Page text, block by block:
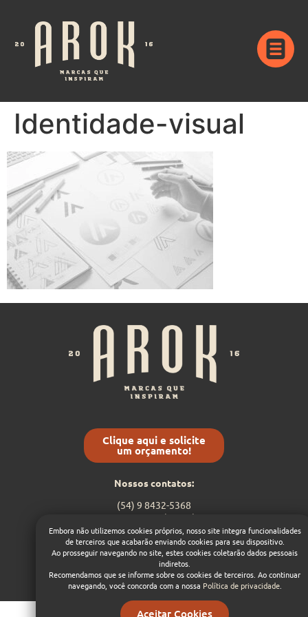
Identidade-visual
Clique aqui e solicite
um orçamento!
Nossos contatos:
(54) 9 8432-5368
contato@arok.com.br
Dá um like nas nossasredes sociais:
Embora não utilizemos cookies próprios, nosso site integra funcionalidades
de terceiros que acabarão enviando cookies para seu dispositivo.
Ao prosseguir navegando no site, estes cookies coletarão dados pessoais
indiretos.
Recomendamos que se informe sobre os cookies de terceiros. Ao continuar
navegando, você concorda com a nossa Política de privacidade.
Aceitar Cookies